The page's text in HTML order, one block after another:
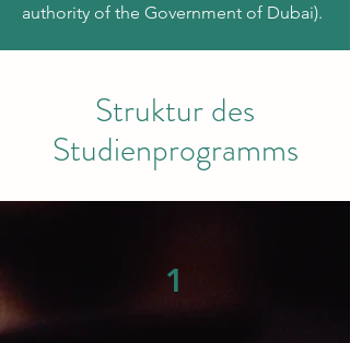
authority of the Government of Dubai).
Struktur des
Studienprogramms
1